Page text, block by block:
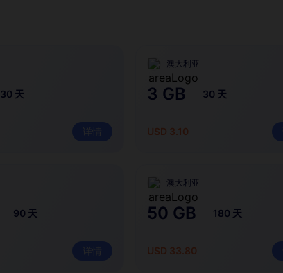
30 天
详情
澳大利亚
3 GB 30 天
USD 3.10
90 天
详情
澳大利亚
50 GB 180 天
USD 33.80